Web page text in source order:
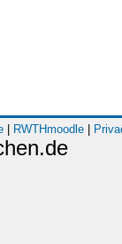
RWTHmoodle